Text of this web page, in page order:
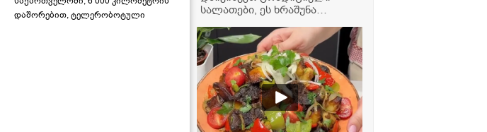
დაშორებით, ტელერობოტული
სალათები, ეს ხრაშუნა
ფავორიტი გახდება!